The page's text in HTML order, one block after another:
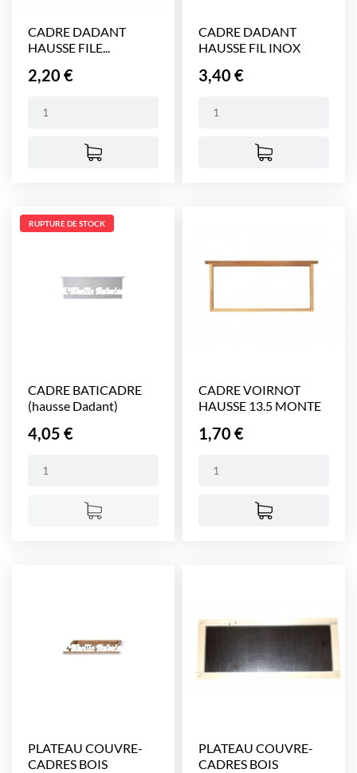
CADRE DADANT
HAUSSE FILE...
Prix
2,20 €
CADRE DADANT
HAUSSE FIL INOX
Prix
3,40 €
CADRE BATICADRE
(hausse Dadant)
Prix
4,05 €
RUPTURE DE STOCK
CADRE VOIRNOT
HAUSSE 13.5 MONTE
Prix
1,70 €
PLATEAU COUVRE-
CADRES BOIS
PLATEAU COUVRE-
CADRES BOIS